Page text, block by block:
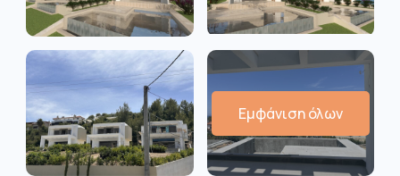
Εμφάνιση όλων